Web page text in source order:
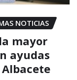
NOTICIAS
mayor
ayudas